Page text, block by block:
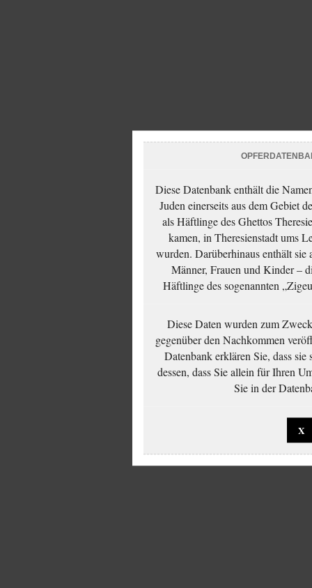
Diese Datenbank enthält die
Juden einerseits aus dem Gebiet
als Häftlinge des Ghettos
kamen, in Theresienstadt ums
wurden. Darüberhinaus enthält
Männer, Frauen und Kinder –
Häftlinge des sogenannten
Diese Daten wurden zum
gegenüber den Nachkommen
Datenbank erklären Sie, dass sie
dessen, dass Sie allein für Ihren
Sie in der
X